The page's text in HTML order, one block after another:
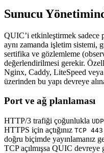
Sunucu
QUIC’i etkinleştirmek sadece
aynı zamanda işletim sistemi,
sertifika ve gözlemleme
değerlendirilmesi gerekir.
Nginx, Caddy, LiteSpeed
üzerinden bu yapı devreye
Port ve ağ planlaması
HTTP/3 trafiği çoğunlukla
HTTPS için açtığınız TCP 443
doğru biçimde yayınlamanız
TCP açılmışsa QUIC devreye